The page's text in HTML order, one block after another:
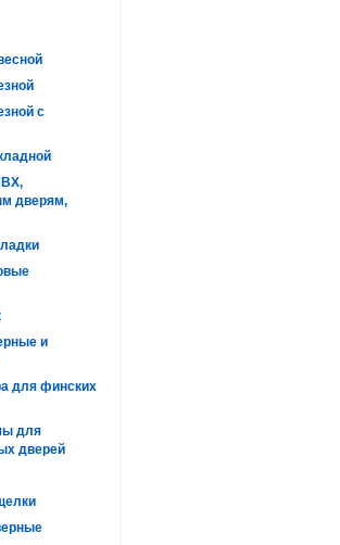
с
дверям,
и
для финских
для
дверей